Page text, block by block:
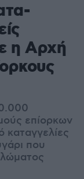
η Αρχή
επίορκων
που